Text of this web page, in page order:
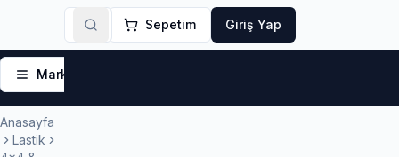
Sepetim Giriş Yap
Markalar
Anasayfa
Lastik